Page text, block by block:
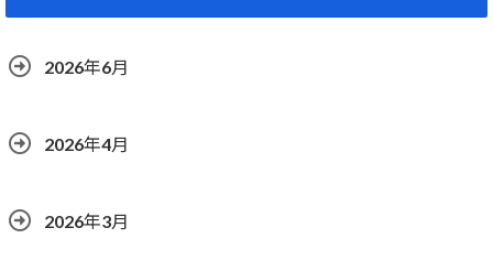
2026年6月
2026年4月
2026年3月